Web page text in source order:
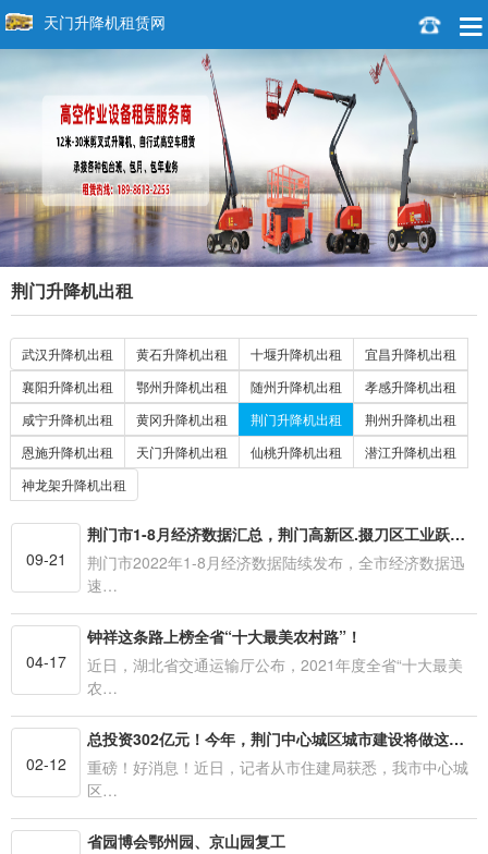
天门升降机租赁网
荆门升降机出租
武汉升降机出租 黄石升降机出租 十堰升降机出租
宜昌升降机出租
襄阳升降机出租
鄂州升降机出租 随州升降机出租
孝感升降机出租
咸宁升降机出租
黄冈升降机出租 荆门升降机出租
荆州升降机出租
恩施升降机出租
天门升降机出租 仙桃升降机出租
潜江升降机出租
神龙架升降机出租
09-21
荆门市1-8月经济数据汇总，荆门高新区.掇刀区工业跃居全市第一
荆门市2022年1-8月经济数据陆续发布，全市经济数据迅
速…
04-17
钟祥这条路上榜全省“十大最美农村路”！
近日，湖北省交通运输厅公布，2021年度全省“十大最美
农…
02-12
总投资302亿元！今年，荆门中心城区城市建设将做这些大事…
重磅！好消息！近日，记者从市住建局获悉，我市中心城
区…
省园博会鄂州园、京山园复工